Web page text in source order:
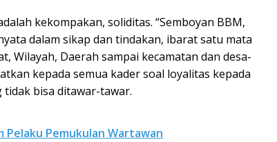
kekompakan, soliditas. “Semboyan BBM,
dalam sikap dan tindakan, ibarat satu mata
Wilayah, Daerah sampai kecamatan dan desa-
kepada semua kader soal loyalitas kepada
bisa ditawar-tawar.
Pelaku Pemukulan Wartawan